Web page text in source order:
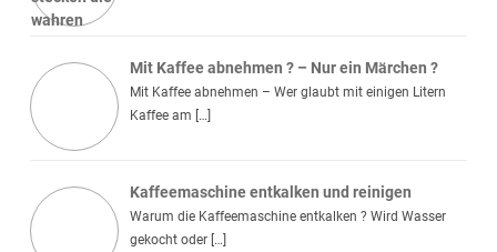
Mit Kaffee abnehmen ? – Nur ein Märchen ?
Mit Kaffee abnehmen – Wer glaubt mit einigen Litern
Kaffee am […]
Kaffeemaschine entkalken und reinigen
Warum die Kaffeemaschine entkalken ? Wird Wasser
gekocht oder […]